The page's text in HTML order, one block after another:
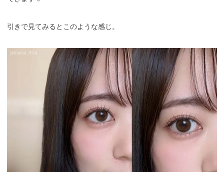
引きで見てみるとこのような感じ。